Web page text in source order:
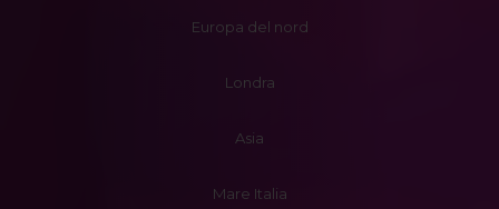
Europa del nord
Londra
Asia
Mare Italia